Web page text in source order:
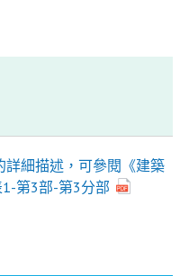
詳細描述，可參閱《建築
第3部-第3分部